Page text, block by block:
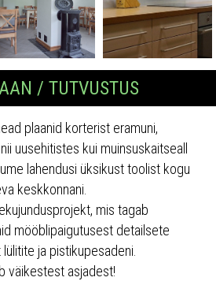
/ TUTVUSTUS
plaanid korterist eramuni,
uusehitistes kui muinsuskaitseall
lahendusi üksikust toolist kogu
keskkonnani.
mis tagab
mööblipaigutusest detailsete
ja pistikupesadeni.
väikestest asjadest!